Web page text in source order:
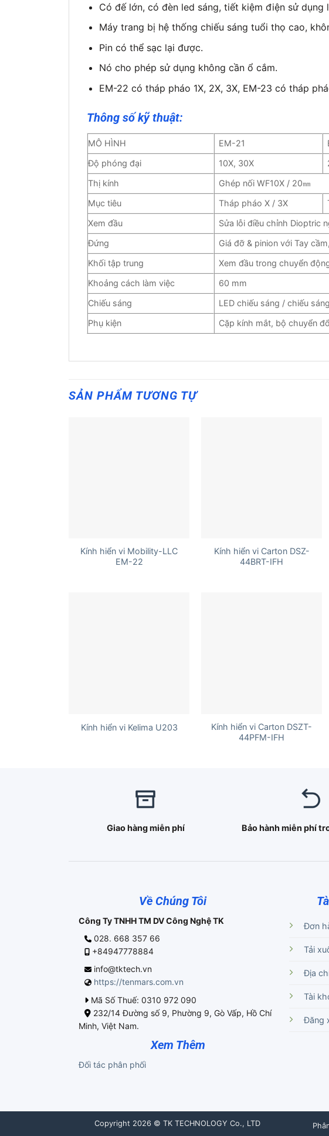
Có đế lớn, có đèn led sáng, tiết kiệm điện sử dụng
Máy trang bị hệ thống chiếu sáng tuổi thọ cao,
Pin có thể sạc lại được.
Nó cho phép sử dụng không cần ổ cắm.
EM-22 có tháp pháo 1X, 2X, 3X, EM-23 có tháp
Thông số kỹ thuật:
MÔ HÌNH EM-21
Độ phóng đại
10X, 30X
Thị kính
Ghép nối WF10X / 20㎜
Mục tiêu
Tháp pháo X / 3X
Xem đầu
Sửa lỗi điều chỉnh Dioptric
Đứng
Giá đỡ & pinion với Tay
Khối tập trung
Xem đầu trong chuyển
Khoảng cách làm việc
60 mm
Chiếu sáng
LED chiếu sáng / chiếu
Phụ kiện
Cặp kính mắt, bộ chuyển
SẢN PHẨM TƯƠNG TỰ
Kính hiển vi Mobility-LLC
EM-22
Kính hiển vi Carton DSZ-
44BRT-IFH
Kính hiển vi Kelima U203
Kính hiển vi Carton DSZT-
44PFM-IFH
Giao hàng miễn phí Bảo hành miễn phí
Về Chúng Tôi
Công Ty TNHH TM DV Công Nghệ TK
028. 668 357 66
+84947778884
info@tktech.vn
https://tenmars.com.vn
Mã Số Thuế: 0310 972 090
232/14 Đường số 9, Phường 9, Gò Vấp, Hồ Chí
Minh, Việt Nam.
Xem Thêm
Đối tác phân phối
Đơn
Tải
Địa
Tài
Đăng
Copyright 2026 © TK TECHNOLOGY Co., LTD